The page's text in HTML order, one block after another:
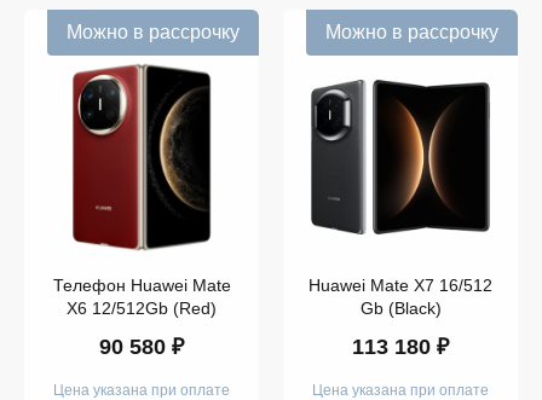
Можно в рассрочку
Телефон Huawei Mate
X6 12/512Gb (Red)
90 580 ₽
Цена указана при оплате
Можно в рассрочку
Huawei Mate X7 16/512
Gb (Black)
113 180 ₽
Цена указана при оплате